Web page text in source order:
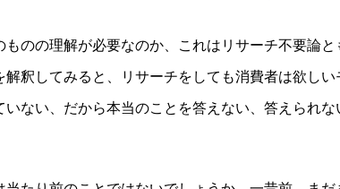
のの理解が必要なのか、これはリサーチ不要論と
釈してみると、リサーチをしても消費者は欲し
いない、だから本当のことを答えない、答えられ